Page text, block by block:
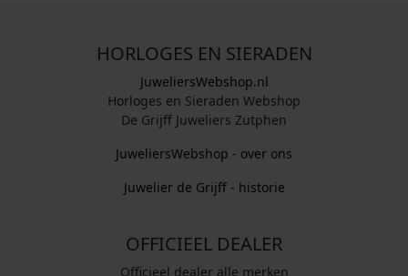
HORLOGES EN SIERADEN
JuweliersWebshop.nl
Horloges en Sieraden Webshop
De Grijff Juweliers Zutphen
JuweliersWebshop - over ons
Juwelier de Grijff - historie
OFFICIEEL DEALER
Officieel dealer alle merken